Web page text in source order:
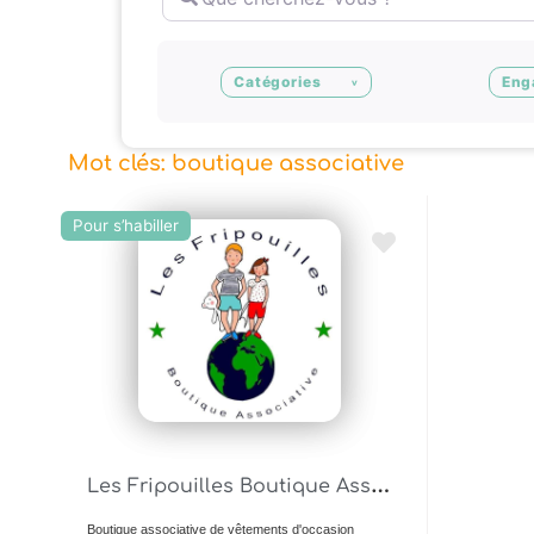
Catégories
Mot clés: boutique associative
Pour s’habiller
L
es Fripouilles Boutique Associative
Boutique associative de vêtements d'occasion